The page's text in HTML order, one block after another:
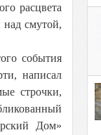
расцвета
над смутой,
события
написал
строчки,
Дом»